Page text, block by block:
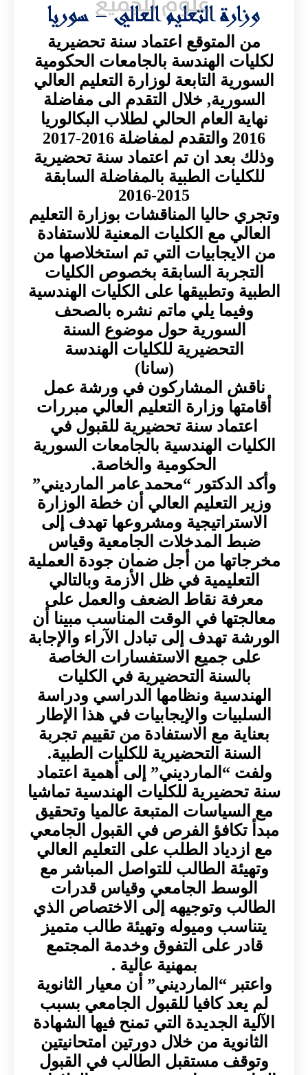
من المتوقع اعتماد سنة تحضيرية
لكليات الهندسة بالجامعات الحكومية
السورية التابعة لوزارة التعليم العالي
السورية, خلال التقدم الى مفاضلة
نهاية العام الحالي لطلاب البكالوريا
2016 والتقدم لمفاضلة 2016-2017
وذلك بعد ان تم اعتماد سنة تحضيرية
للكليات الطبية بالمفاضلة السابقة
2015-2016
وتجري حاليا المناقشات بوزارة التعليم
العالي مع الكليات المعنية للاستفادة
من الايجابيات التي تم استخلاصها من
التجربة السابقة بخصوص الكليات
الطبية وتطبيقها على الكليات الهندسية
وفيما يلي ماتم نشره بالصحف
السورية حول موضوع السنة
التحضيرية للكليات الهندسة
(سانا)
ناقش المشاركون في ورشة عمل
أقامتها وزارة التعليم العالي مبررات
اعتماد سنة تحضيرية للقبول في
الكليات الهندسية بالجامعات السورية
الحكومية والخاصة.
وأكد الدكتور “محمد عامر المارديني”
وزير التعليم العالي أن خطة الوزارة
الاستراتيجية ومشروعها تهدف إلى
ضبط المدخلات الجامعية وقياس
مخرجاتها من أجل ضمان جودة العملية
التعليمية في ظل الأزمة وبالتالي
معرفة نقاط الضعف والعمل على
معالجتها في الوقت المناسب مبينا أن
الورشة تهدف إلى تبادل الآراء والإجابة
على جميع الاستفسارات الخاصة
بالسنة التحضيرية في الكليات
الهندسية ونظامها الدراسي ودراسة
السلبيات والإيجابيات في هذا الإطار
بعناية مع الاستفادة من تقييم تجربة
السنة التحضيرية للكليات الطبية.
ولفت “المارديني” إلى أهمية اعتماد
سنة تحضيرية للكليات الهندسية تماشيا
مع السياسات المتبعة عالميا وتحقيق
مبدأ تكافؤ الفرص في القبول الجامعي
مع ازدياد الطلب على التعليم العالي
وتهيئة الطالب للتواصل المباشر مع
الوسط الجامعي وقياس قدرات
الطالب وتوجيهه إلى الاختصاص الذي
يتناسب وميوله وتهيئة طالب متميز
قادر على التفوق وخدمة المجتمع
بمهنية عالية .
واعتبر “المارديني” أن معيار الثانوية
لم يعد كافيا للقبول الجامعي بسبب
الآلية الجديدة التي تمنح فيها الشهادة
الثانوية من خلال دورتين امتحانيتين
وتوقف مستقبل الطالب في القبول